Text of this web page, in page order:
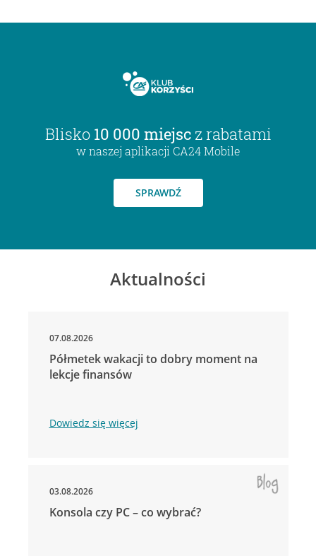
Blisko 10 000 miejsc z rabatami
w naszej aplikacji CA24 Mobile
SPRAWDŹ
Aktualności
07.08.2026
Półmetek wakacji to dobry moment na
lekcje finansów
Dowiedz się więcej
03.08.2026
Konsola czy PC – co wybrać?